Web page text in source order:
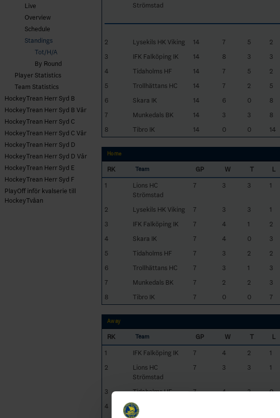
Live
Overview
Schedule
Standings
Tot/H/A
By Round
Player Statistics
Team Statistics
HockeyTrean Herr Syd B
HockeyTrean Herr Syd B Vår
HockeyTrean Herr Syd C
HockeyTrean Herr Syd C Vår
HockeyTrean Herr Syd D
HockeyTrean Herr Syd D Vår
HockeyTrean Herr Syd E
HockeyTrean Herr Syd F
PlayOff inför kvalserie till
HockeyTvåan
Strömstad
2 Lysekils HK Viking 14 7 5 2
3
IFK Falköping IK 14 8 3 3
4
Tidaholms HF 14 7 5 2
5
Trollhättans HC 14 7 2 5
6
Skara IK 14 6 0 8
7
Munkedals BK 14 3 3 8
8
Tibro IK 14 0 0 14
Home
RK Team GP W T L
1
Lions HC
Strömstad
7 3 3 1
2 Lysekils HK Viking 7 3 3 1
3
IFK Falköping IK 7 4 1 2
4
Skara IK 7 4 0 3
5
Tidaholms HF 7 3 2 2
6
Trollhättans HC 7 3 1 3
7
Munkedals BK 7 2 2 3
8
Tibro IK 7 0 0 7
Away
RK Team GP W T L
1
IFK Falköping IK 7 4 2 1
2
Lions HC
Strömstad
7 3 3 1
3 Tidaholms HF 7 4 3 0
4
Lysekils HK Viking